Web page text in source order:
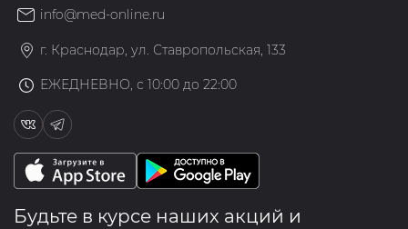
info@med-online.ru
г. Краснодар, ул. Ставропольская, 133
ЕЖЕДНЕВНО, с 10:00 до 22:00
Будьте в курсе наших акций и